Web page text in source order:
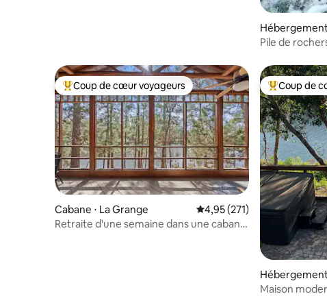
Hébergement
Pile de
Coups de cœur voyageurs les plus appréciés
Coup de cœur voyageurs
Cabane ⋅ La Grange Évaluation moyenne sur la
4,95 (271)
Retraite d'une semaine dans une cabane
Coups de
Coup de
Hébergement
int Resort
Maison